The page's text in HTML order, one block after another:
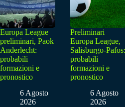
Europa League
preliminari, Paok
Anderlecht:
probabili
formazioni e
pronostico
6 Agosto
2026
Preliminari
Europa League,
Salisburgo-Pafos:
probabili
formazioni e
pronostico
6 Agosto
2026